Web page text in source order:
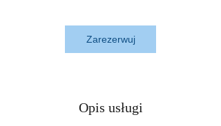
d
Zarezerwuj
Opis usługi